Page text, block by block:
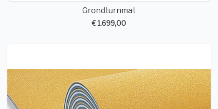
Grondturnmat
€ 1.699,00